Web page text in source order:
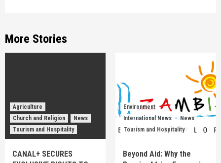
More Stories
Agriculture
Church and Religion
News
Tourism and Hospitality
CANAL+ SECURES
Environment
International News
News
Tourism and Hospitality
Beyond Aid: Why the